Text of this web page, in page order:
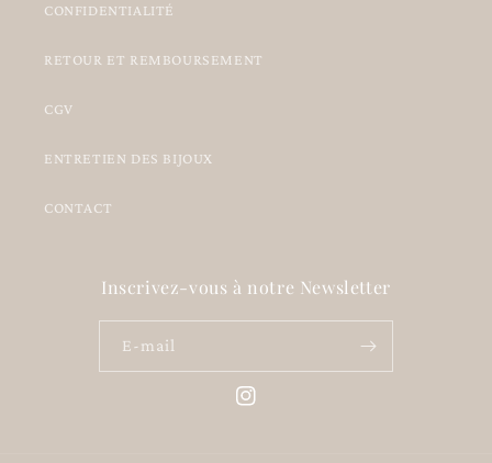
CONFIDENTIALITÉ
RETOUR ET REMBOURSEMENT
CGV
ENTRETIEN DES BIJOUX
CONTACT
Inscrivez-vous à notre Newsletter
E-mail
Instagram